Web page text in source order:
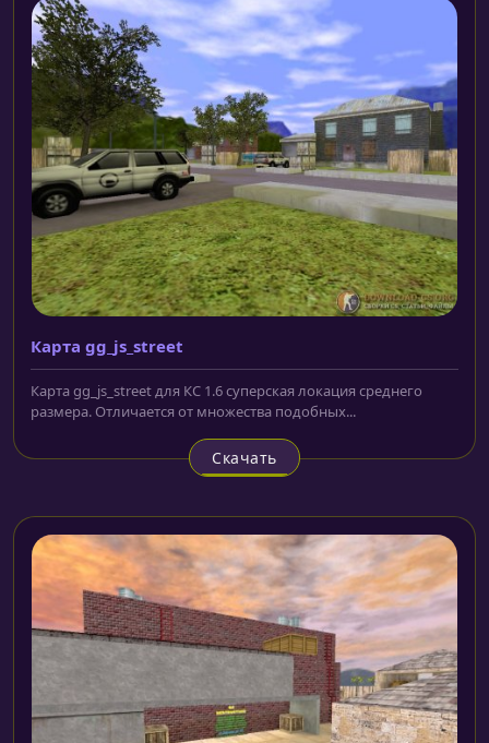
Карта gg_js_street
Карта gg_js_street для КС 1.6 суперская локация среднего
размера. Отличается от множества подобных...
Скачать